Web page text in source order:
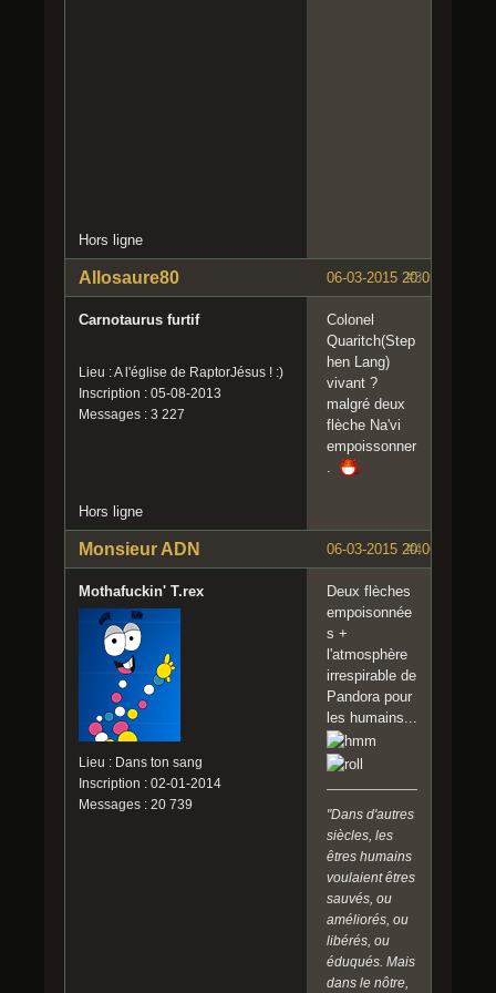
Hors ligne
#3
06-03-2015 20:05:52
Allosaure80
Carnotaurus furtif
Lieu : A l'église de RaptorJésus ! :)
Inscription : 05-08-2013
Messages : 3 227
Colonel
Quaritch(Step
hen Lang)
vivant ?
malgré deux
flèche Na'vi
empoissonner
.
Hors ligne
#4
06-03-2015 20:06:43
Monsieur ADN
Mothafuckin' T.rex
Lieu : Dans ton sang
Inscription : 02-01-2014
Messages : 20 739
Deux flèches
empoisonnée
s +
l'atmosphère
irrespirable de
Pandora pour
les humains...
"Dans d'autres
siècles, les
êtres humains
voulaient êtres
sauvés, ou
améliorés, ou
libérés, ou
éduqués. Mais
dans le nôtre,